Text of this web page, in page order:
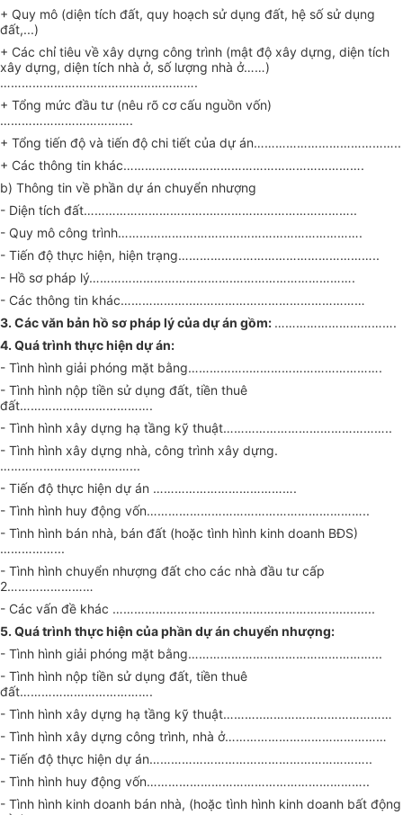
+ Quy mô (diện tích đất, quy hoạch sử dụng đất, hệ số sử dụng
đất,...)
+ Các chỉ tiêu về xây dựng công trình (mật độ xây dựng, diện tích
xây dựng, diện tích nhà ở, số lượng nhà ở……)
……………………………………………….
+ Tổng mức đầu tư (nêu rõ cơ cấu nguồn vốn)
……………………………….
+ Tổng tiến độ và tiến độ chi tiết của dự án…………………………………..
+ Các thông tin khác………………………………………………………….
b) Thông tin về phần dự án chuyển nhượng
- Diện tích đất……………………………..…………………………………..
- Quy mô công trình………………….……………………………………….
- Tiến độ thực hiện, hiện trạng………………………………………………..
- Hồ sơ pháp lý………………………………….…………………………….
- Các thông tin khác………………..…………………………………………
3. Các văn bản hồ sơ pháp lý của dự án gồm: …………………………….
4. Quá trình thực hiện dự án:
- Tình hình giải phóng mặt bằng……………..……………………………….
- Tình hình nộp tiền sử dụng đất, tiền thuê
đất……………………………….
- Tình hình xây dựng hạ tầng kỹ thuật………………………………………..
- Tình hình xây dựng nhà, công trình xây dựng.
………………………………...
- Tiến độ thực hiện dự án ………………………………….
- Tình hình huy động vốn……………………………………………………..
- Tình hình bán nhà, bán đất (hoặc tình hình kinh doanh BĐS)
……………...
- Tình hình chuyển nhượng đất cho các nhà đầu tư cấp
2……………………
- Các vấn đề khác …………………………………………………….............
5. Quá trình thực hiện của phần dự án chuyển nhượng:
- Tình hình giải phóng mặt bằng……………………………………………...
- Tình hình nộp tiền sử dụng đất, tiền thuê
đất……………………………….
- Tình hình xây dựng hạ tầng kỹ thuật………..………………………………
- Tình hình xây dựng công trình, nhà ở………………………………………
- Tiến độ thực hiện dự án……………………………………………………..
- Tình hình huy động vốn……………………………………………………..
- Tình hình kinh doanh bán nhà, (hoặc tình hình kinh doanh bất động